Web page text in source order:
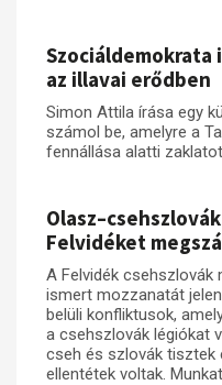
az illavai erődben
Simon Attila írása egy
számol be, amelyre a
fennállása alatti
Felvidéket
A Felvidék csehszlovák
ismert mozzanatát
belüli konfliktusok,
a csehszlovák légiókat
cseh és szlovák tisztek
ellentétek voltak.